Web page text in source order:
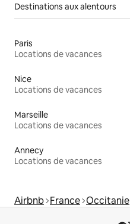
Destinations aux alentours
Paris
Locations de vacances
Nice
Locations de vacances
Marseille
Locations de vacances
Annecy
Locations de vacances
Airbnb France Occitanie